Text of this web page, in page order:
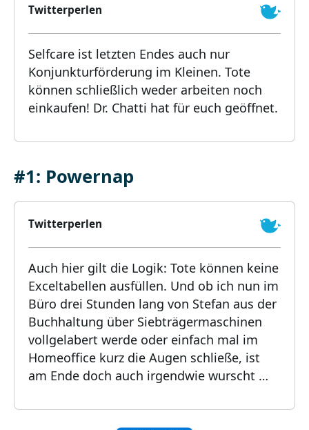
Twitterperlen
Selfcare ist letzten Endes auch nur
Konjunkturförderung im Kleinen. Tote
können schließlich weder arbeiten noch
einkaufen! Dr. Chatti hat für euch geöffnet.
#1: Powernap
Twitterperlen
Auch hier gilt die Logik: Tote können keine
Exceltabellen ausfüllen. Und ob ich nun im
Büro drei Stunden lang von Stefan aus der
Buchhaltung über Siebträgermaschinen
vollgelabert werde oder einfach mal im
Homeoffice kurz die Augen schließe, ist
am Ende doch auch irgendwie wurscht …